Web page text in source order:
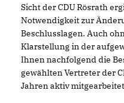
Sicht der CDU Rösrath
Notwendigkeit zur
Beschlusslagen. Auch
Klarstellung in der
Ihnen nachfolgend die
gewählten Vertreter der
Jahren aktiv